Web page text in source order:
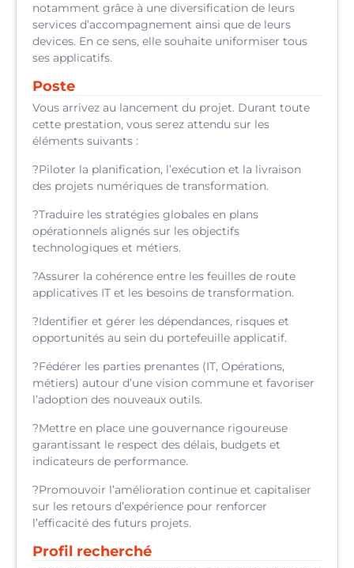
notamment grâce à une diversification de leurs
services d’accompagnement ainsi que de leurs
devices. En ce sens, elle souhaite uniformiser tous
ses applicatifs.
Poste
Vous arrivez au lancement du projet. Durant toute
cette prestation, vous serez attendu sur les
éléments suivants :
?Piloter la planification, l’exécution et la livraison
des projets numériques de transformation.
?Traduire les stratégies globales en plans
opérationnels alignés sur les objectifs
technologiques et métiers.
?Assurer la cohérence entre les feuilles de route
applicatives IT et les besoins de transformation.
?Identifier et gérer les dépendances, risques et
opportunités au sein du portefeuille applicatif.
?Fédérer les parties prenantes (IT, Opérations,
métiers) autour d’une vision commune et favoriser
l’adoption des nouveaux outils.
?Mettre en place une gouvernance rigoureuse
garantissant le respect des délais, budgets et
indicateurs de performance.
?Promouvoir l’amélioration continue et capitaliser
sur les retours d’expérience pour renforcer
l’efficacité des futurs projets.
Profil recherché